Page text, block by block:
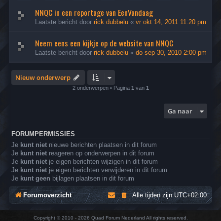
NNQC in een reportage van EenVandaag
Laatste bericht door rick dubbelu « vr okt 14, 2011 11:20 pm
Neem eens een kijkje op de website van NNQC
Laatste bericht door rick dubbelu « do sep 30, 2010 2:00 pm
Nieuw onderwerp
2 onderwerpen • Pagina 1 van 1
Ga naar
FORUMPERMISSIES
Je kunt niet nieuwe berichten plaatsen in dit forum
Je kunt niet reageren op onderwerpen in dit forum
Je kunt niet je eigen berichten wijzigen in dit forum
Je kunt niet je eigen berichten verwijderen in dit forum
Je kunt geen bijlagen plaatsen in dit forum
Forumoverzicht Alle tijden zijnUTC+02:00
Copyright © 2010 - 2026 Quad Forum Nederland All rights reserved.